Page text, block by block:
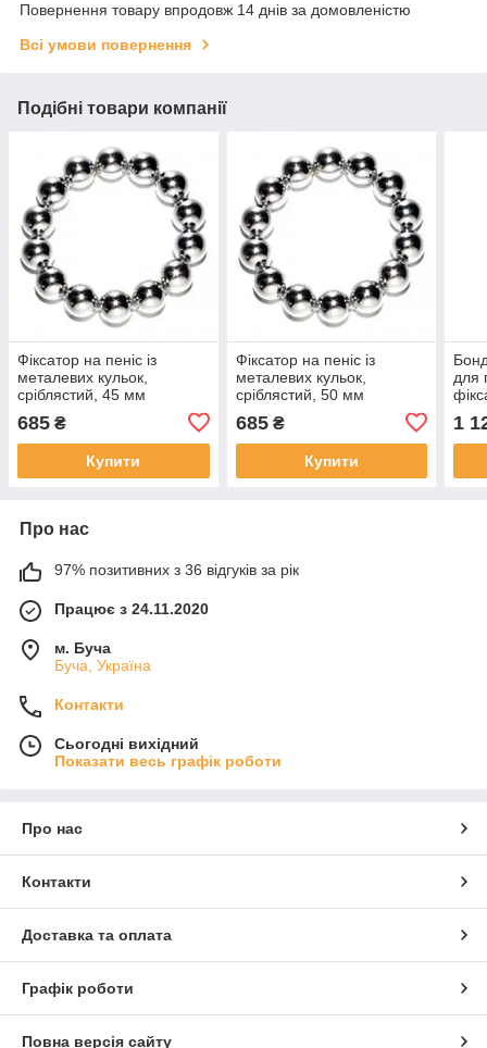
Повернення товару впродовж 14 днів за домовленістю
Всі умови повернення
Подібні товари компанії
Фіксатор на пеніс із
металевих кульок,
сріблястий, 45 мм
685 ₴
Купити
Фіксатор на пеніс із
металевих кульок,
сріблястий, 50 мм
685₴
Купити
для
1
Про нас
97% позитивних з 36 відгуків за рік
Працює з 24.11.2020
м. Буча
Буча, Україна
Контакти
Сьогодні вихідний
Показати весь графік роботи
Про нас
Контакти
Доставка та оплата
Графік роботи
Повна версія сайту